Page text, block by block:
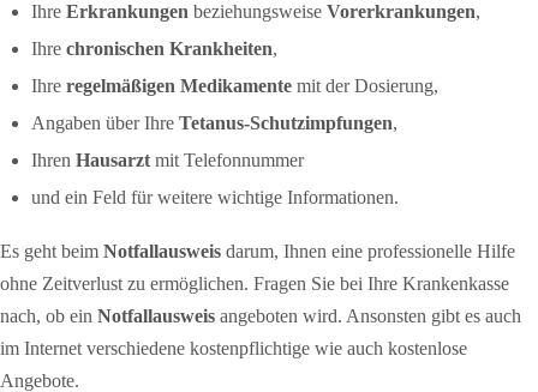
Ihre Erkrankungen beziehungsweise Vorerkrankungen,
Ihre chronischen Krankheiten,
Ihre regelmäßigen Medikamentemit der Dosierung,
Angaben über Ihre Tetanus-Schutzimpfungen,
Ihren Hausarztmit Telefonnummer
und ein Feld für weitere wichtige Informationen.
Es geht beim Notfallausweis darum, Ihnen eine professionelle Hilfe
ohne Zeitverlust zu ermöglichen. Fragen Sie bei Ihre Krankenkasse
nach, ob ein Notfallausweis angeboten wird. Ansonsten gibt es auch
im Internet verschiedene kostenpflichtige wie auch kostenlose
Angebote.